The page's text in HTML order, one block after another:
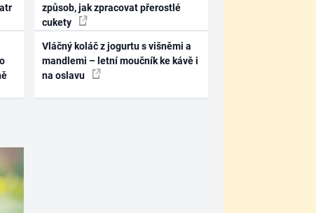
způsob, jak zpracovat přerostlé
cukety
Vláčný koláč z jogurtu s višněmi a
mandlemi – letní moučník ke kávě i
na oslavu